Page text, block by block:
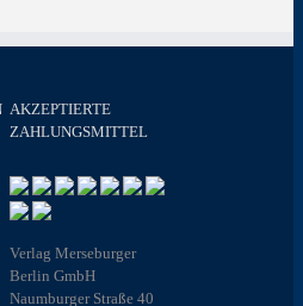
AKZEPTIERTE
ZAHLUNGSMITTEL
Verlag Merseburger
Berlin GmbH
Naumburger Straße 40